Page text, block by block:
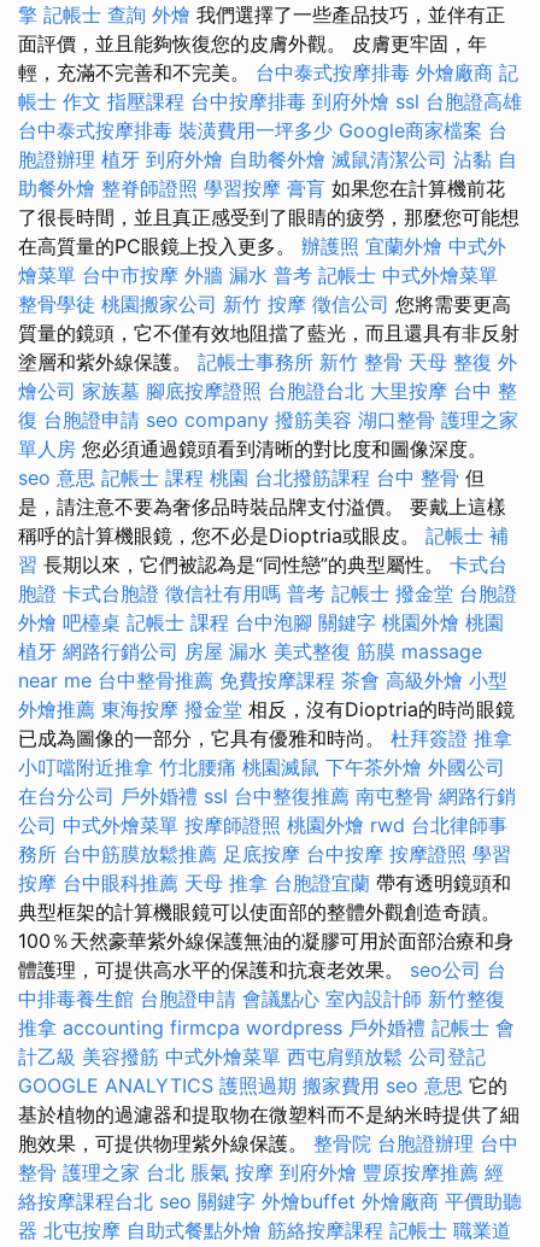
擎 記帳士 查詢 外燴 我們選擇了一些產品技巧，並伴有正
面評價，並且能夠恢復您的皮膚外觀。 皮膚更牢固，年
輕，充滿不完善和不完美。 台中泰式按摩排毒 外燴廠商 記
帳士 作文 指壓課程 台中按摩排毒 到府外燴 ssl 台胞證高雄
台中泰式按摩排毒 裝潢費用一坪多少 Google商家檔案 台
胞證辦理 植牙 到府外燴 自助餐外燴 滅鼠清潔公司 沾黏 自
助餐外燴 整脊師證照 學習按摩 膏肓 如果您在計算機前花
了很長時間，並且真正感受到了眼睛的疲勞，那麼您可能想
在高質量的PC眼鏡上投入更多。 辦護照 宜蘭外燴 中式外
燴菜單 台中市按摩 外牆 漏水 普考 記帳士 中式外燴菜單
整骨學徒 桃園搬家公司 新竹 按摩 徵信公司 您將需要更高
質量的鏡頭，它不僅有效地阻擋了藍光，而且還具有非反射
塗層和紫外線保護。 記帳士事務所 新竹 整骨 天母 整復 外
燴公司 家族墓 腳底按摩證照 台胞證台北 大里按摩 台中 整
復 台胞證申請 seo company 撥筋美容 湖口整骨 護理之家
單人房 您必須通過鏡頭看到清晰的對比度和圖像深度。
seo 意思 記帳士 課程 桃園 台北撥筋課程 台中 整骨 但
是，請注意不要為奢侈品時裝品牌支付溢價。 要戴上這樣
稱呼的計算機眼鏡，您不必是Dioptria或眼皮。 記帳士 補
習 長期以來，它們被認為是“同性戀”的典型屬性。 卡式台
胞證 卡式台胞證 徵信社有用嗎 普考 記帳士 撥金堂 台胞證
外燴 吧檯桌 記帳士 課程 台中泡腳 關鍵字 桃園外燴 桃園
植牙 網路行銷公司 房屋 漏水 美式整復 筋膜 massage
near me 台中整骨推薦 免費按摩課程 茶會 高級外燴 小型
外燴推薦 東海按摩 撥金堂 相反，沒有Dioptria的時尚眼鏡
已成為圖像的一部分，它具有優雅和時尚。 杜拜簽證 推拿
小叮噹附近推拿 竹北腰痛 桃園滅鼠 下午茶外燴 外國公司
在台分公司 戶外婚禮 ssl 台中整復推薦 南屯整骨 網路行銷
公司 中式外燴菜單 按摩師證照 桃園外燴 rwd 台北律師事
務所 台中筋膜放鬆推薦 足底按摩 台中按摩 按摩證照 學習
按摩 台中眼科推薦 天母 推拿 台胞證宜蘭 帶有透明鏡頭和
典型框架的計算機眼鏡可以使面部的整體外觀創造奇蹟。
100％天然豪華紫外線保護無油的凝膠可用於面部治療和身
體護理，可提供高水平的保護和抗衰老效果。 seo公司 台
中排毒養生館 台胞證申請 會議點心 室內設計師 新竹整復
推拿 accounting firmcpa wordpress 戶外婚禮 記帳士 會
計乙級 美容撥筋 中式外燴菜單 西屯肩頸放鬆 公司登記
GOOGLE ANALYTICS 護照過期 搬家費用 seo 意思 它的
基於植物的過濾器和提取物在微塑料而不是納米時提供了細
胞效果，可提供物理紫外線保護。 整骨院 台胞證辦理 台中
整骨 護理之家 台北 脹氣 按摩 到府外燴 豐原按摩推薦 經
絡按摩課程台北 seo 關鍵字 外燴buffet 外燴廠商 平價助聽
器 北屯按摩 自助式餐點外燴 筋絡按摩課程 記帳士 職業道